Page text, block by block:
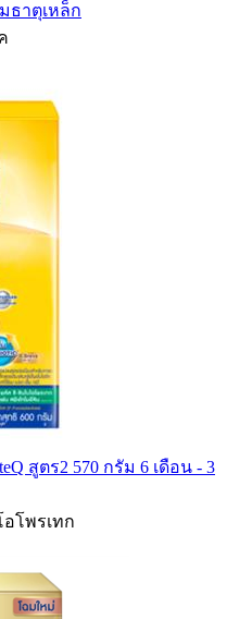
ธาตุเหล็ก
สูตร2 570 กรัม 6 เดือน - 3
โพรเทก